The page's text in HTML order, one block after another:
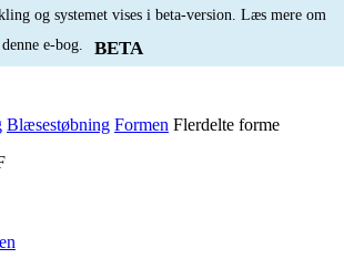
og systemet vises i beta-version. Læs mere om
e-bog.
BETA
Blæsestøbning Formen Flerdelte forme